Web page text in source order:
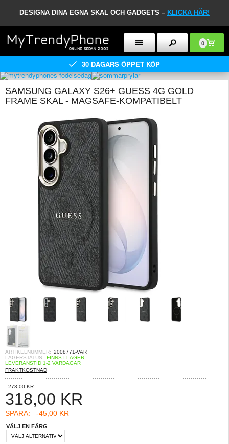
DESIGNA DINA EGNA SKAL OCH GADGETS – KLICKA HÄR!
0
30 DAGARS ÖPPET KÖP
SAMSUNG GALAXY S26+ GUESS 4G GOLD
FRAME SKAL - MAGSAFE-KOMPATIBELT
ARTIKELNUMMER: 2008771-VAR
LAGERSTATUS: FINNS I LAGER.
LEVERANSTID 1-2 VARDAGAR
FRAKTKOSTNAD
273,00 KR
318,00 KR
SPARA: -45,00 KR
VÄLJ EN FÄRG